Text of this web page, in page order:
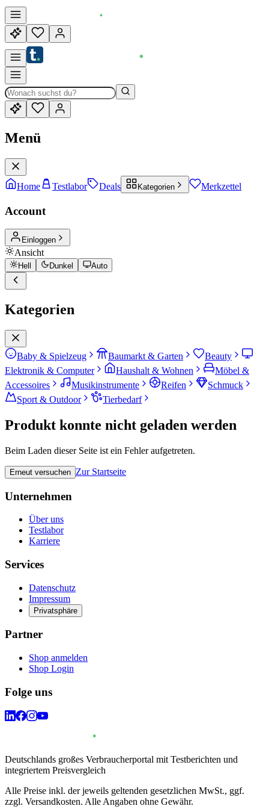
Menü
Home Testlabor Deals Kategorien Merkzettel
Account
Einloggen
Ansicht
Hell Dunkel Auto
Kategorien
Baby & Spielzeug Baumarkt & Garten
Beauty
Elektronik & Computer
Haushalt & Wohnen
Möbel &
Accessoires
Musikinstrumente Reifen
Schmuck
Sport & Outdoor
Tierbedarf
Produkt konnte nicht geladen werden
Beim Laden dieser Seite ist ein Fehler aufgetreten.
Erneut versuchen Zur Startseite
Unternehmen
Über uns
Testlabor
Karriere
Services
Datenschutz
Impressum
Privatsphäre
Partner
Shop anmelden
Shop Login
Folge uns
Deutschlands großes Verbraucherportal mit Testberichten und
integriertem Preisvergleich
Alle Preise inkl. der jeweils geltenden gesetzlichen MwSt., ggf.
zzgl. Versandkosten. Alle Angaben ohne Gewähr.